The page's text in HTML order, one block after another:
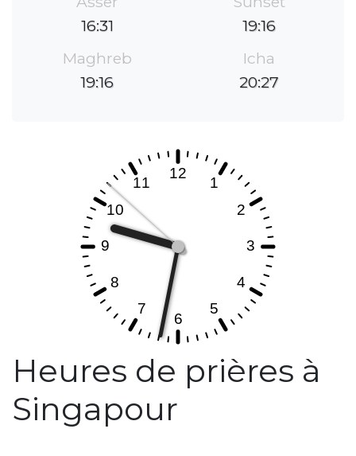
16:31
19:16
Maghreb
19:16
Icha
20:27
Heures de prières à
Singapour